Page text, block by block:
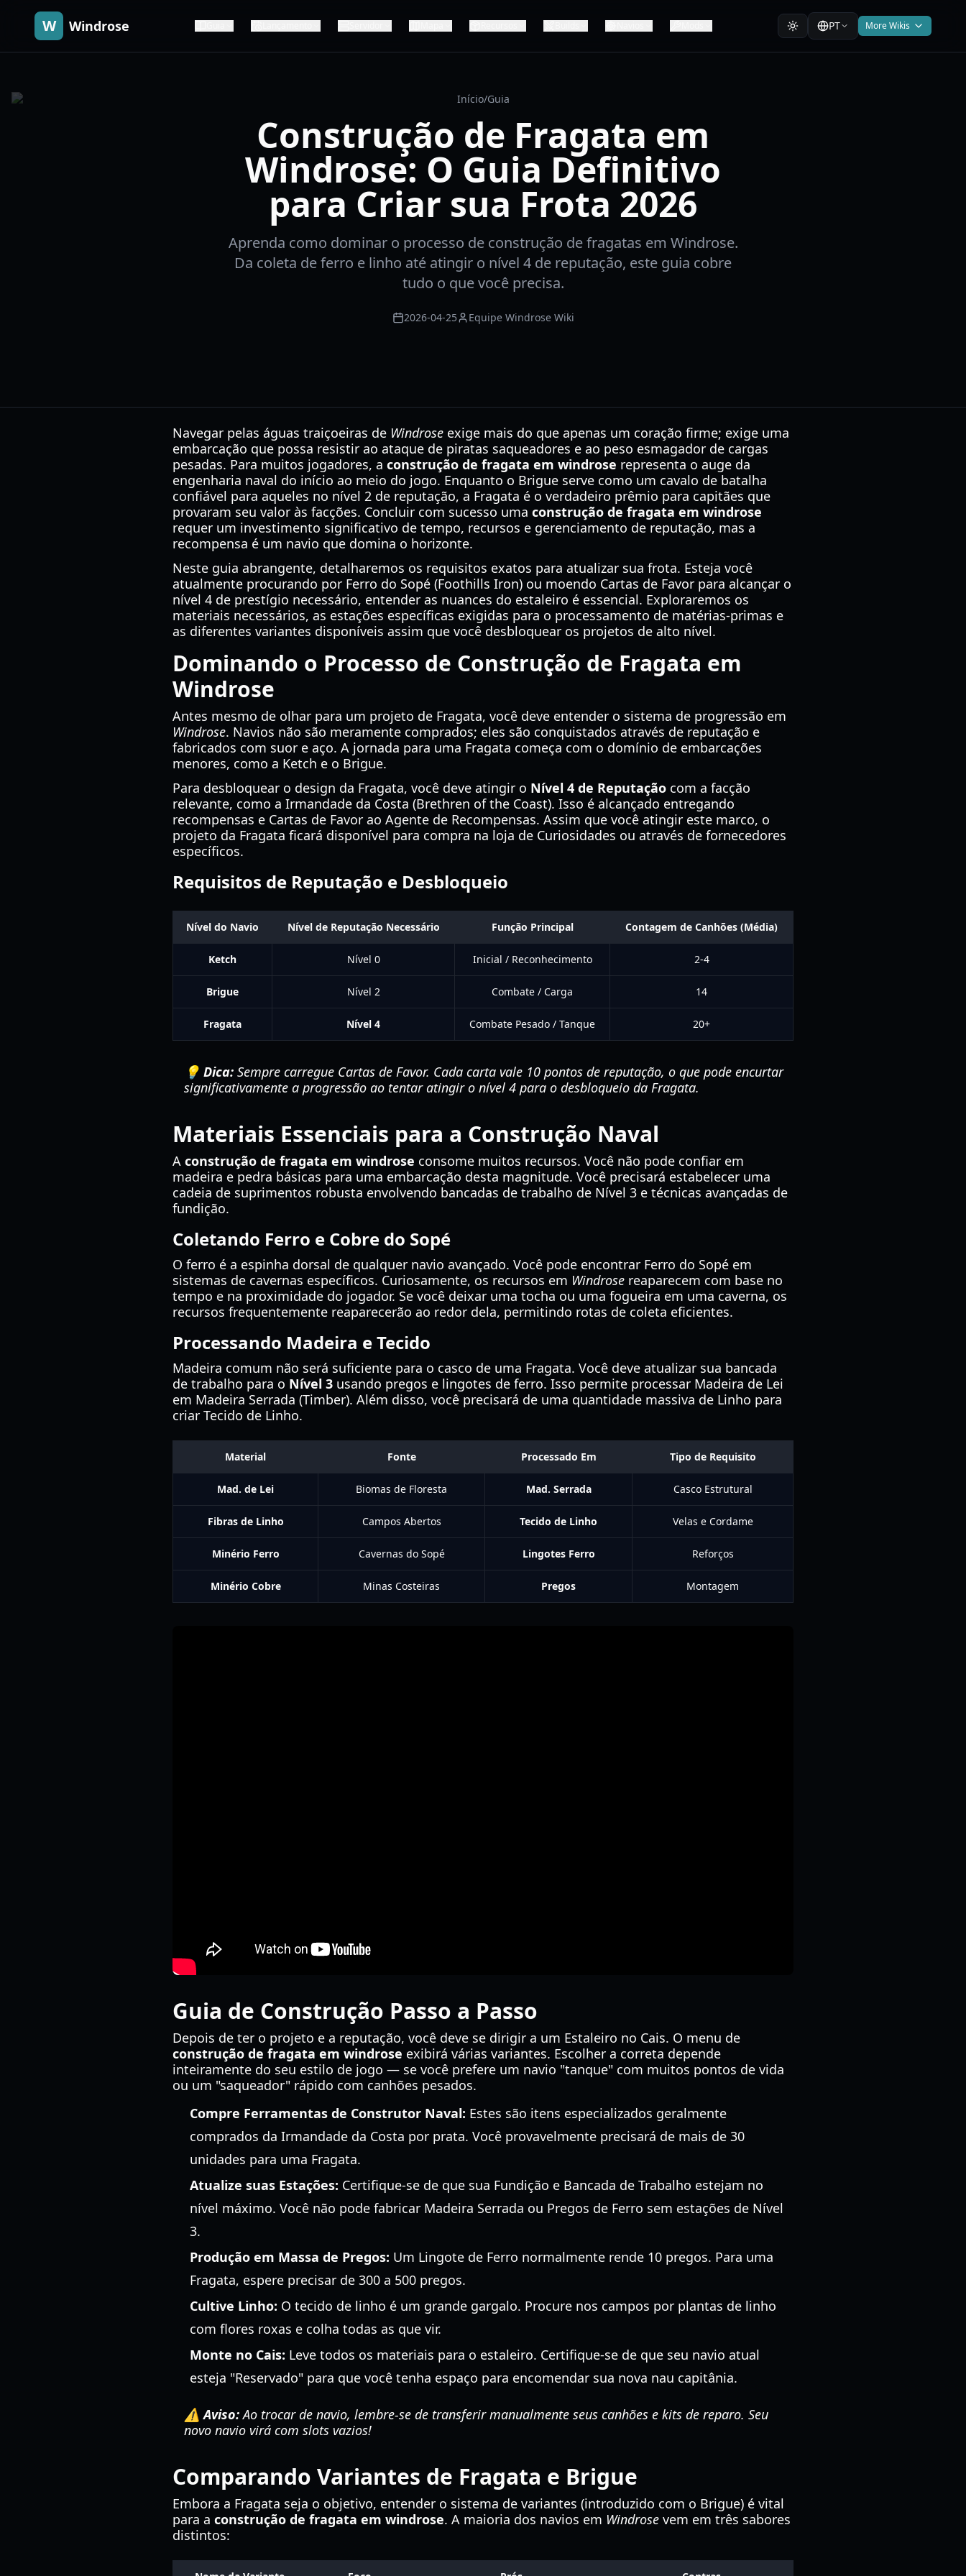
W Windrose PT More Wikis
Início/Guia
Construção de Fragata em
Windrose: O Guia Definitivo
para Criar sua Frota 2026
Aprenda como dominar o processo de construção de fragatas em Windrose.
Da coleta de ferro e linho até atingir o nível 4 de reputação, este guia cobre
tudo o que você precisa.
2026-04-25 Equipe Windrose Wiki
Navegar pelas águas traiçoeiras de Windrose exige mais do que apenas um coração firme; exige uma
embarcação que possa resistir ao ataque de piratas saqueadores e ao peso esmagador de cargas
pesadas. Para muitos jogadores, a construção de fragata em windrose representa o auge da
engenharia naval do início ao meio do jogo. Enquanto o Brigue serve como um cavalo de batalha
confiável para aqueles no nível 2 de reputação, a Fragata é o verdadeiro prêmio para capitães que
provaram seu valor às facções. Concluir com sucesso uma construção de fragata em windrose
requer um investimento significativo de tempo, recursos e gerenciamento de reputação, mas a
recompensa é um navio que domina o horizonte.
Neste guia abrangente, detalharemos os requisitos exatos para atualizar sua frota. Esteja você
atualmente procurando por Ferro do Sopé (Foothills Iron) ou moendo Cartas de Favor para alcançar o
nível 4 de prestígio necessário, entender as nuances do estaleiro é essencial. Exploraremos os
materiais necessários, as estações específicas exigidas para o processamento de matérias-primas e
as diferentes variantes disponíveis assim que você desbloquear os projetos de alto nível.
Dominando o Processo de Construção de Fragata em
Windrose
Antes mesmo de olhar para um projeto de Fragata, você deve entender o sistema de progressão em
Windrose. Navios não são meramente comprados; eles são conquistados através de reputação e
fabricados com suor e aço. A jornada para uma Fragata começa com o domínio de embarcações
menores, como a Ketch e o Brigue.
Para desbloquear o design da Fragata, você deve atingir o Nível 4 de Reputação com a facção
relevante, como a Irmandade da Costa (Brethren of the Coast). Isso é alcançado entregando
recompensas e Cartas de Favor ao Agente de Recompensas. Assim que você atingir este marco, o
projeto da Fragata ficará disponível para compra na loja de Curiosidades ou através de fornecedores
específicos.
Requisitos de Reputação e Desbloqueio
Nível do Navio Nível de Reputação Necessário Função Principal Contagem de Canhões (Média)
Ketch Nível 0 Inicial / Reconhecimento 2-4
Brigue Nível 2 Combate / Carga 14
Fragata Nível 4 Combate Pesado / Tanque 20+
💡 Dica: Sempre carregue Cartas de Favor. Cada carta vale 10 pontos de reputação, o que pode encurtar
significativamente a progressão ao tentar atingir o nível 4 para o desbloqueio da Fragata.
Materiais Essenciais para a Construção Naval
A construção de fragata em windrose consome muitos recursos. Você não pode confiar em
madeira e pedra básicas para uma embarcação desta magnitude. Você precisará estabelecer uma
cadeia de suprimentos robusta envolvendo bancadas de trabalho de Nível 3 e técnicas avançadas de
fundição.
Coletando Ferro e Cobre do Sopé
O ferro é a espinha dorsal de qualquer navio avançado. Você pode encontrar Ferro do Sopé em
sistemas de cavernas específicos. Curiosamente, os recursos em Windrose reaparecem com base no
tempo e na proximidade do jogador. Se você deixar uma tocha ou uma fogueira em uma caverna, os
recursos frequentemente reaparecerão ao redor dela, permitindo rotas de coleta eficientes.
Processando Madeira e Tecido
Madeira comum não será suficiente para o casco de uma Fragata. Você deve atualizar sua bancada
de trabalho para o Nível 3 usando pregos e lingotes de ferro. Isso permite processar Madeira de Lei
em Madeira Serrada (Timber). Além disso, você precisará de uma quantidade massiva de Linho para
criar Tecido de Linho.
Material Fonte Processado Em Tipo de Requisito
Mad. de Lei Biomas de Floresta Mad. Serrada Casco Estrutural
Fibras de Linho Campos Abertos Tecido de Linho Velas e Cordame
Minério Ferro Cavernas do Sopé Lingotes Ferro Reforços
Minério Cobre Minas Costeiras Pregos Montagem
Guia de Construção Passo a Passo
Depois de ter o projeto e a reputação, você deve se dirigir a um Estaleiro no Cais. O menu de
construção de fragata em windrose exibirá várias variantes. Escolher a correta depende
inteiramente do seu estilo de jogo — se você prefere um navio "tanque" com muitos pontos de vida
ou um "saqueador" rápido com canhões pesados.
Compre Ferramentas de Construtor Naval: Estes são itens especializados geralmente
comprados da Irmandade da Costa por prata. Você provavelmente precisará de mais de 30
unidades para uma Fragata.
Atualize suas Estações: Certifique-se de que sua Fundição e Bancada de Trabalho estejam no
nível máximo. Você não pode fabricar Madeira Serrada ou Pregos de Ferro sem estações de Nível
3.
Produção em Massa de Pregos: Um Lingote de Ferro normalmente rende 10 pregos. Para uma
Fragata, espere precisar de 300 a 500 pregos.
Cultive Linho: O tecido de linho é um grande gargalo. Procure nos campos por plantas de linho
com flores roxas e colha todas as que vir.
Monte no Cais: Leve todos os materiais para o estaleiro. Certifique-se de que seu navio atual
esteja "Reservado" para que você tenha espaço para encomendar sua nova nau capitânia.
⚠️ Aviso:Ao trocar de navio, lembre-se de transferir manualmente seus canhões e kits de reparo. Seu
novo navio virá com slots vazios!
Comparando Variantes de Fragata e Brigue
Embora a Fragata seja o objetivo, entender o sistema de variantes (introduzido com o Brigue) é vital
para a construção de fragata em windrose. A maioria dos navios em Windrose vem em três sabores
distintos: